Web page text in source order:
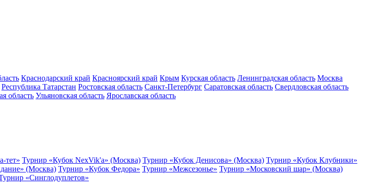
Краснодарский край Красноярский край Крым Курская область Ленинградская область Москва
Республика Татарстан Ростовская область Санкт-Петербург Саратовская область Свердловская область
область Ульяновская область Ярославская область
тет» Турнир «Кубок NexVik'a» (Москва) Турнир «Кубок Денисова» (Москва) Турнир «Кубок Клубники»
(Москва) Турнир «Кубок Федора» Турнир «Межсезонье» Турнир «Московский шар» (Москва)
«Синглодуплетов»